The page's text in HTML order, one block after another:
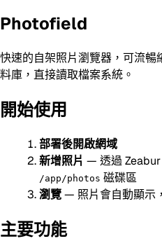
Photofield
快速的自架照片瀏覽器，可流
料庫，直接讀取檔案系統。
開始使用
部署後開啟網域
新增照片 — 透過 Zeabur
/app/photos 磁碟區
瀏覽— 照片會自動顯示
主要功能